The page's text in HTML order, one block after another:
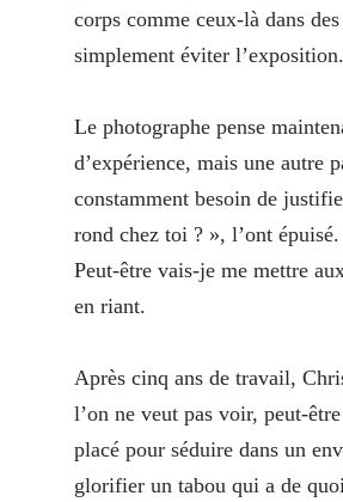
corps comme ceux-là dans
simplement éviter
Le photographe pense
d’expérience, mais une autre
constamment besoin de
rond chez toi ? », l’ont
Peut-être vais-je me mettre
en riant.
Après cinq ans de travail,
l’on ne veut pas voir, peut-
placé pour séduire dans un
glorifier un tabou qui a de